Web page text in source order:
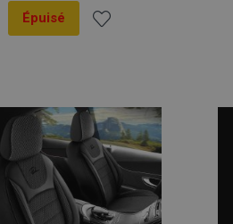
Épuisé
liste
d'achats